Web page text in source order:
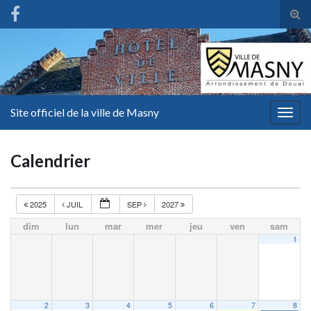
Site officiel de la ville de Masny
Calendrier
2025 JUIL SEP 2027
dim lun mar mer jeu ven sam
1
2 3 4 5 6 7 8